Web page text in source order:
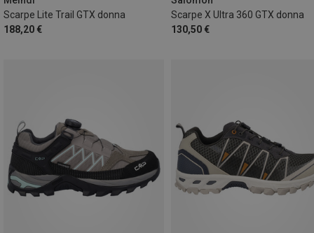
Scarpe Lite Trail GTX donna
188,20 €
Scarpe X Ultra 360 GTX donna
130,50 €